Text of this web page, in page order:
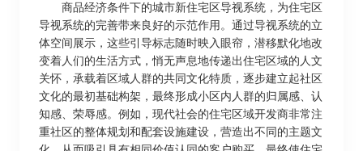
商品经济条件下的城市新住宅区导视系统，为住宅区
导视系统的完善带来良好的示范作用。通过导视系统的立
体空间展示，这些引导标志随时映入眼帘，潜移默化地改
变着人们的生活方式，悄无声息地传递出住宅区域的人文
关怀，承载着区域人群的共同文化特质，逐步建立起社区
文化的最初基础构架，最终形成小区内人群的归属感、认
知感、荣辱感。例如，现代社会的住宅区域开发商非常注
重社区的整体规划和配套设施建设，营造出不同的主题文